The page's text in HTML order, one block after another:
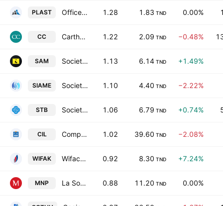
PLAST Office Plast SA 1.28 1.83 TND 0.00%
CC Carthage Cement 1.22 2.09 TND −0.48%
SAM Societe Atelier du Meuble Interieurs SA 1.13 6.14 TND +1.49%
SIAME Societe Industrielle d'Appareillage et de Materiels Electriques SA 1.10 4.40 TND −2.22%
STB Societe Tunisienne de Banque 1.06 6.79 TND +0.74%
CIL Compagnie Internationale de Leasing 1.02 39.60 TND −2.08%
WIFAK Wifack International Bank SA 0.92 8.30 TND +7.24%
MNP La Societe Nouvelle Maison de la Ville de Tunis-Monoprix SA 0.88 11.20 TND 0.00%